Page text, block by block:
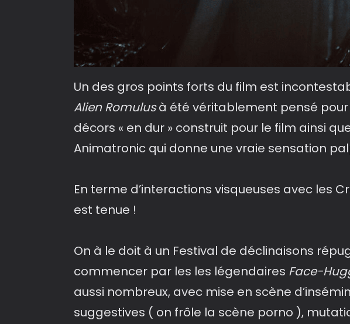
Un des gros points forts du film est
Alien Romulusà été véritablement pensé pour
décors « en dur » construit pour le film ainsi
Animatronic qui donne une vraie sensation
En terme d’interactions visqueuses avec les
est tenue !
On à le doit à un Festival de déclinaisons
commencer par les les légendaires Face-
aussi nombreux, avec mise en scène
suggestives ( on frôle la scène porno ),